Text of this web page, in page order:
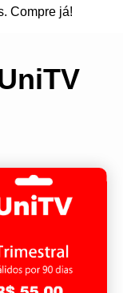
Compre já!